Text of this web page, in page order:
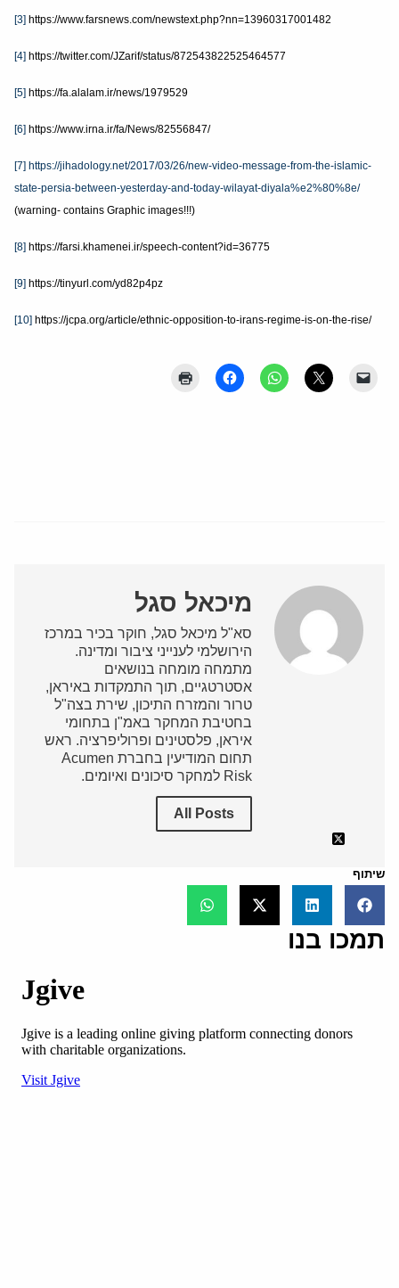
[3] https://www.farsnews.com/newstext.php?nn=13960317001482
[4] https://twitter.com/JZarif/status/872543822525464577
[5] https://fa.alalam.ir/news/1979529
[6] https://www.irna.ir/fa/News/82556847/
[7] https://jihadology.net/2017/03/26/new-video-message-from-the-islamic-
state-persia-between-yesterday-and-today-wilayat-diyala%e2%80%8e/
(warning- contains Graphic images!!!)
[8] https://farsi.khamenei.ir/speech-content?id=36775
[9] https://tinyurl.com/yd82p4pz
[10] https://jcpa.org/article/ethnic-opposition-to-irans-regime-is-on-the-rise/
מיכאל סגל
סא"ל מיכאל סגל, חוקר בכיר במרכז
הירושלמי לענייני ציבור ומדינה.
מתמחה מומחה בנושאים
אסטרטגיים, תוך התמקדות באיראן,
טרור והמזרח התיכון, שירת בצה"ל
בחטיבת המחקר באמ"ן בתחומי
איראן, פלסטינים ופרוליפרציה. ראש
תחום המודיעין בחברת Acumen
Risk למחקר סיכונים ואיומים.
All Posts
שיתוף
תמכו בנו